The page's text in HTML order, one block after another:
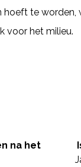
te worden,
voor het milieu.
na het